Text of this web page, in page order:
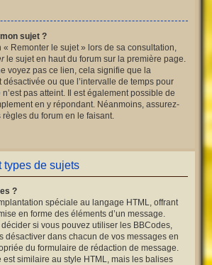
sujet ?
« Remonter le sujet » lors de sa consultation,
le sujet en haut du forum sur la première page.
voyez pas ce lien, cela signifie que la
ou que l’intervalle de temps pour
pas atteint. Il est également possible de
en y répondant. Néanmoins, assurez-
du forum en le faisant.
types de sujets
?
spéciale au langage HTML, offrant
en forme des éléments d’un message.
décider si vous pouvez utiliser les BBCodes,
désactiver dans chacun de vos messages en
du formulaire de rédaction de message.
est similaire au style HTML, mais les balises